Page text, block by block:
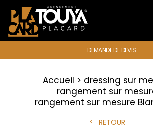
DEMANDE DE DEVIS
Accueil
dressing sur
rangement sur
rangement sur mesure
RETOUR